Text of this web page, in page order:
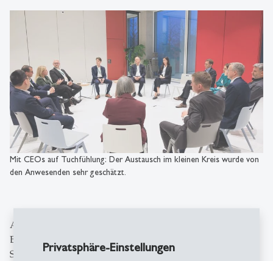
Privatsphäre-Einstellungen
Mit CEOs auf Tuchfühlung: Der Austausch im kleinen Kreis wurde von
den Anwesenden sehr geschätzt.
Anschliessend tauschten sich die CEOs in mehreren
Breakout Sessions zu spezifischen Themen mit
Studierenden und Faculty aus, moderiert von HSG-